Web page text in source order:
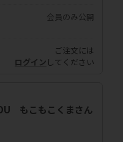
会員のみ公開
ご注文には
ログイン してください
もこもこくまさん